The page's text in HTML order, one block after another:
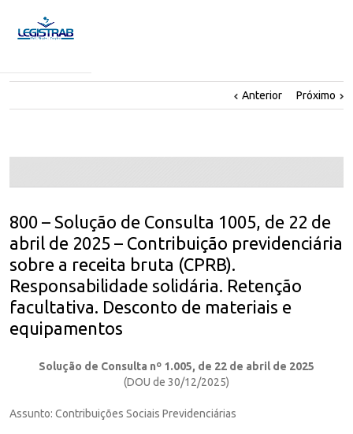
Anterior Próximo
800 – Solução de Consulta 1005, de 22 de
abril de 2025 – Contribuição previdenciária
sobre a receita bruta (CPRB).
Responsabilidade solidária. Retenção
facultativa. Desconto de materiais e
equipamentos
Solução de Consulta nº 1.005, de 22 de abril de 2025
(DOU de 30/12/2025)
Assunto: Contribuições Sociais Previdenciárias